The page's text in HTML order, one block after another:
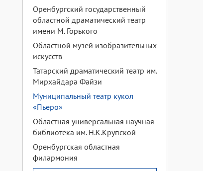
Оренбургский государственный
областной драматический театр
имени М. Горького
Областной музей изобразительных
искусств
Татарский драматический театр им.
Мирхайдара Файзи
Муниципальный театр кукол
«Пьеро»
Областная универсальная научная
библиотека им. Н.К.Крупской
Оренбургская областная
филармония